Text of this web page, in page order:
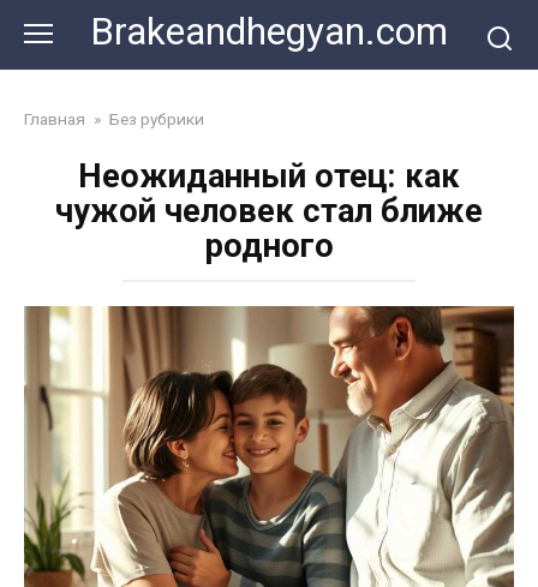
content
Brakeandhegyan.com
Главная » Без рубрики
Неожиданный отец: как
чужой человек стал ближе
родного